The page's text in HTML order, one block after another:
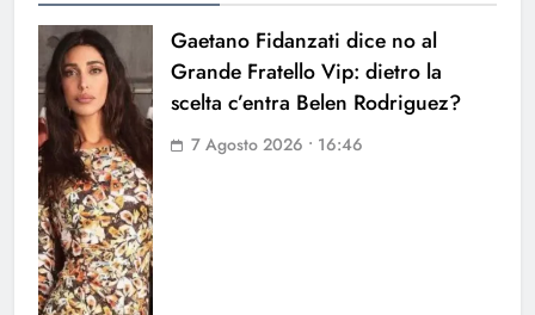
Gaetano Fidanzati dice no al
Grande Fratello Vip: dietro la
scelta c’entra Belen Rodriguez?
7 Agosto 2026 • 16:46